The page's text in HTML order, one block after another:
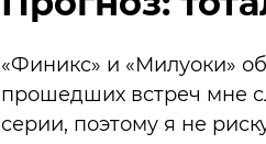
«Финикс» и «Милуоки»
прошедших встреч мне
серии, поэтому я не